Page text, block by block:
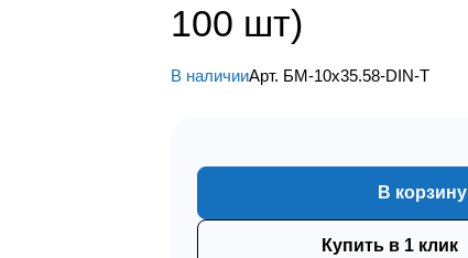
100 шт)
В наличииАрт. БМ-10х35.58-DIN-Т
В корзину
Купить в 1 клик